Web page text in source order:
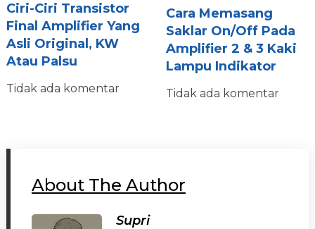
Ciri-Ciri Transistor
Final Amplifier Yang
Asli Original, KW
Atau Palsu
Tidak ada komentar
Cara Memasang
Saklar On/Off Pada
Amplifier 2 & 3 Kaki
Lampu Indikator
Tidak ada komentar
About The Author
Supri